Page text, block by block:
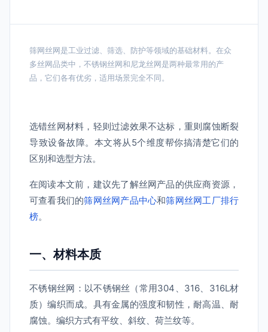
筛网丝网是工业过滤、筛选、防护等领域的基础材料。在众
多丝网品类中，不锈钢丝网和尼龙丝网是两种最常用的产
品，它们各有优劣，适用场景完全不同。
选错丝网材料，轻则过滤效果不达标，重则腐蚀断裂
导致设备故障。本文将从5个维度帮你搞清楚它们的
区别和选型方法。
在阅读本文前，建议先了解丝网产品的供应商资源，
可查看我们的筛网丝网产品中心和筛网丝网工厂排行
榜。
一、材料本质
不锈钢丝网：以不锈钢丝（常用304、316、316L材
质）编织而成。具有金属的强度和韧性，耐高温、耐
腐蚀。编织方式有平纹、斜纹、荷兰纹等。